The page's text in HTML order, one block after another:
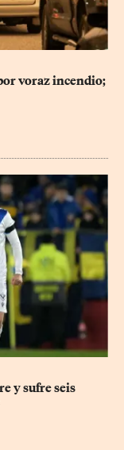
voraz incendio;
y sufre seis